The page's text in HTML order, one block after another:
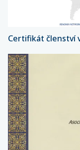
Certifikát členství